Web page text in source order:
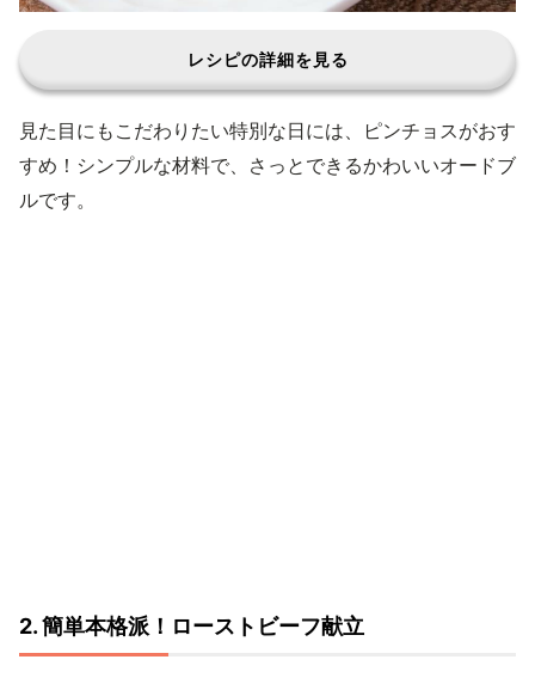
レシピの詳細を見る
見た目にもこだわりたい特別な日には、ピンチョスがおす
すめ！シンプルな材料で、さっとできるかわいいオードブ
ルです。
2. 簡単本格派！ローストビーフ献立